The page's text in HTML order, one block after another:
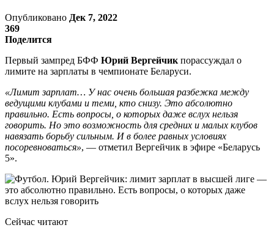
Опубликовано Дек 7, 2022
369
Поделится
Первый зампред БФФ Юрий Вергейчик порассуждал о
лимите на зарплаты в чемпионате Беларуси.
«Лимит зарплат… У нас очень большая разбежка между
ведущими клубами и теми, кто снизу. Это абсолютно
правильно. Есть вопросы, о которых даже вслух нельзя
говорить. Но это возможность для средних и малых клубов
навязать борьбу сильным. И в более равных условиях
посоревноваться», — отметил Вергейчик в эфире «Беларусь
5».
Сейчас читают